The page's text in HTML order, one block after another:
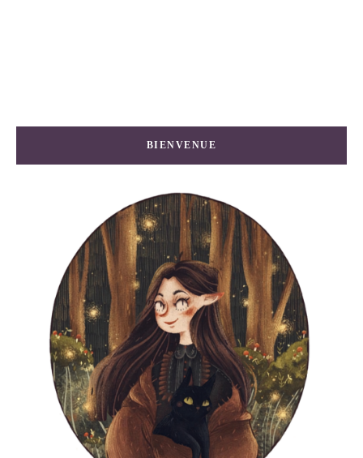
BIENVENUE